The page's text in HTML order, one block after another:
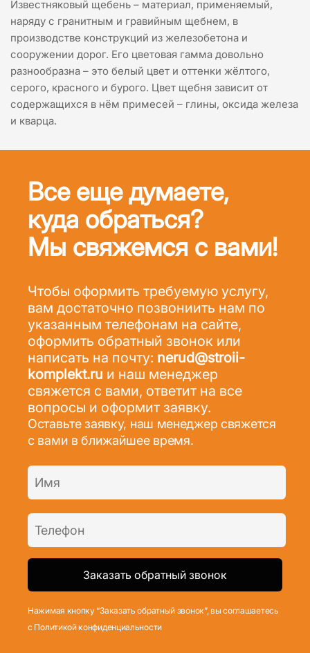
Известняковый щебень – материал, применяемый,
наряду с гранитным и гравийным щебнем, в
производстве конструкций из железобетона и
сооружении дорог. Его цветовая гамма довольно
разнообразна – это белый цвет и оттенки жёлтого,
серого, красного и бурого. Цвет щебня зависит от
содержащихся в нём примесей – глины, оксида железа
и кварца.
Все еще думаете,
куда обраться?
Мы свяжемся с вами!
Чтобы оформить требуемую услугу,
вам достаточно позвониить нам по
указанным телефонам на сайте,
оформить обратный звонок или
написать на почту: nerud@stroii-
komplekt.ru и наш менеджер
свяжется с вами, ответит на все
вопросы и оформит заявку.
Оставьте заявку, наш менеджер свяжется
с вами в ближайшее время.
Нажимая кнопку “Заказать обратный звонок”, вы соглашаетесь
с Политикой конфиденциальности